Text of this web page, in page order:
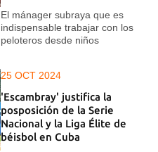
El mánager subraya que es
indispensable trabajar con los
peloteros desde niños
25 OCT 2024
'Escambray' justifica la
posposición de la Serie
Nacional y la Liga Élite de
béisbol en Cuba